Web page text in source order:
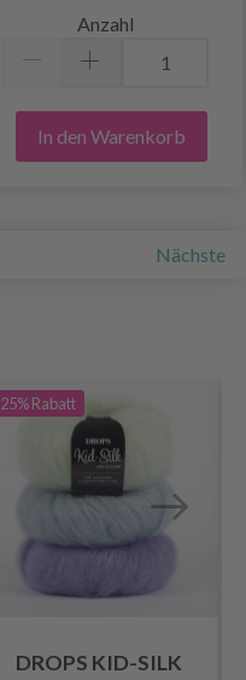
Anzahl
In den Warenkorb
Nächste
25%Rabatt
DROPS KID-SILK